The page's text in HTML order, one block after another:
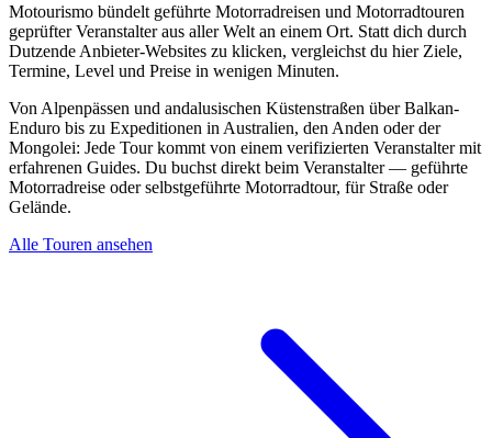
Motourismo bündelt geführte Motorradreisen und Motorradtouren
geprüfter Veranstalter aus aller Welt an einem Ort. Statt dich durch
Dutzende Anbieter-Websites zu klicken, vergleichst du hier Ziele,
Termine, Level und Preise in wenigen Minuten.
Von Alpenpässen und andalusischen Küstenstraßen über Balkan-
Enduro bis zu Expeditionen in Australien, den Anden oder der
Mongolei: Jede Tour kommt von einem verifizierten Veranstalter mit
erfahrenen Guides. Du buchst direkt beim Veranstalter — geführte
Motorradreise oder selbstgeführte Motorradtour, für Straße oder
Gelände.
Alle Touren ansehen